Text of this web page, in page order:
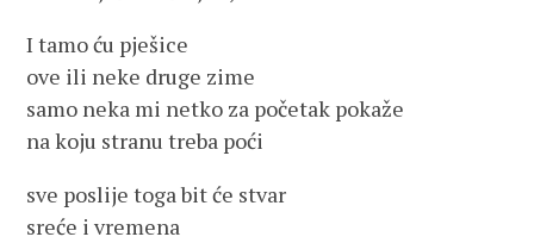
I tamo ću pješice
ove ili neke druge zime
samo neka mi netko za početak pokaže
na koju stranu treba poći
sve poslije toga bit će stvar
sreće i vremena